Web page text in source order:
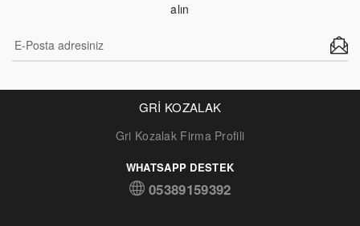
alın
GRİ KOZALAK
Gri Kozalak Firma Profili
WHATSAPP DESTEK
05389159392